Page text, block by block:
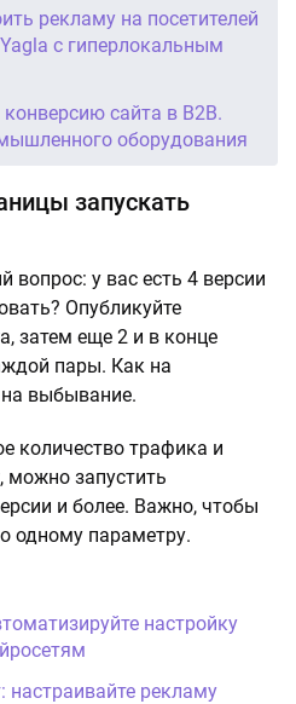
рекламу на посетителей
с гиперлокальным
сайта в B2B.
оборудования
запускать
вопрос: у вас есть 4 версии
Опубликуйте
затем еще 2 и в конце
пары. Как на
выбывание.
количество трафика и
можно запустить
и более. Важно, чтобы
одному параметру.
настройку
настраивайте рекламу